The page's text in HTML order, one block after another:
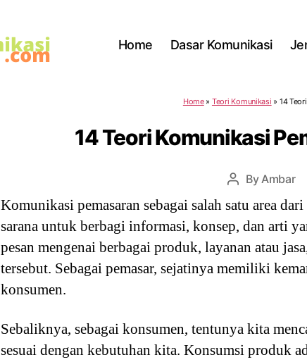
Home Dasar Komunikasi
Home» Teori Komunikasi » 14
14 Teori Komunikasi
Post
author
ByAmbar
Komunikasi pemasaran sebagai salah satu area dari
sarana untuk berbagi informasi, konsep, dan arti
pesan mengenai berbagai produk, layanan atau
tersebut. Sebagai pemasar, sejatinya memiliki
konsumen.
Sebaliknya, sebagai konsumen, tentunya kita
sesuai dengan kebutuhan kita. Konsumsi produk